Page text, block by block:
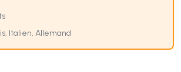
Italien, Allemand